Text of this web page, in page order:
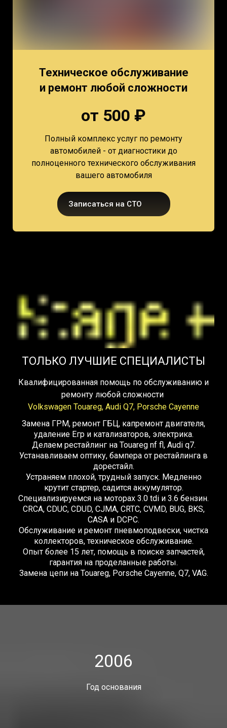
Техническое обслуживание
и ремонт любой сложности
от 500 ₽
Полный комплекс услуг по ремонту
автомобилей - от диагностики до
полноценного технического обслуживания
вашего автомобиля
Записаться на СТО
ТОЛЬКО ЛУЧШИЕ СПЕЦИАЛИСТЫ
Квалифицированная помощь по обслуживанию и
ремонту любой сложности
Volkswagen Touareg, Audi Q7, Porsche Cayenne
Замена ГРМ, ремонт ГБЦ, капремонт двигателя,
удаление Егр и катализаторов, электрика.
Делаем рестайлинг на Touareg nf fl, Audi q7.
Устанавливаем оптику, бампера от рестайлинга в
дорестайл.
Устраняем плохой, трудный запуск. Медленно
крутит стартер, садится аккумулятор.
Специализируемся на моторах 3.0 tdi и 3.6 бензин.
CRCA, CDUC, CDUD, CJMA, CRTC, CVMD, BUG, BKS,
CASA и DCPC.
Обслуживание и ремонт пневмоподвески, чистка
коллекторов, техническое обслуживание.
Опыт более 15 лет, помощь в поиске запчастей,
гарантия на проделанные работы.
Замена цепи на Touareg, Porsche Cayenne, Q7, VAG.
2006
Год основания